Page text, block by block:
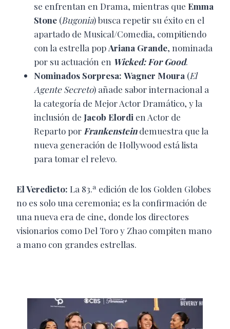
se enfrentan en Drama, mientras que Emma
Stone (Bugonia) busca repetir su éxito en el
apartado de Musical/Comedia, compitiendo
con la estrella pop Ariana Grande, nominada
por su actuación en Wicked: For Good.
Nominados Sorpresa: Wagner Moura (El
Agente Secreto) añade sabor internacional a
la categoría de Mejor Actor Dramático, y la
inclusión de Jacob Elordi en Actor de
Reparto por Frankensteindemuestra que la
nueva generación de Hollywood está lista
para tomar el relevo.
El Veredicto: La 83.ª edición de los Golden Globes
no es solo una ceremonia; es la confirmación de
una nueva era de cine, donde los directores
visionarios como Del Toro y Zhao compiten mano
a mano con grandes estrellas.